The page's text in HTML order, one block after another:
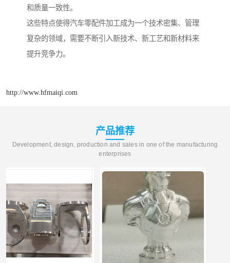
和质量一致性。
这些特点使得汽车零配件加工成为一个技术密集、管理
复杂的领域，需要不断引入新技术、新工艺和新材料来
提升竞争力。
http://www.hfmaiqi.com
产品推荐
Development, design, production and sales in one of the manufacturing
enterprises